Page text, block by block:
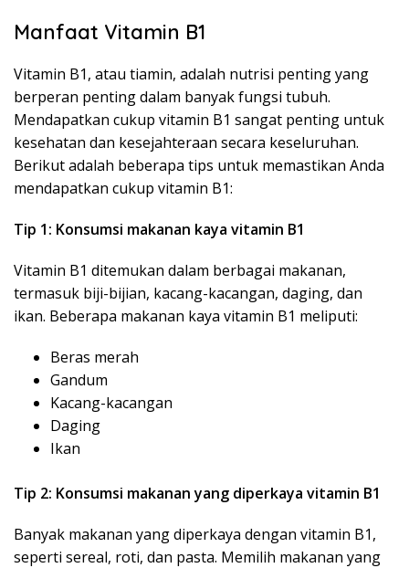
Manfaat Vitamin B1
Vitamin B1, atau tiamin, adalah nutrisi penting yang
berperan penting dalam banyak fungsi tubuh.
Mendapatkan cukup vitamin B1 sangat penting untuk
kesehatan dan kesejahteraan secara keseluruhan.
Berikut adalah beberapa tips untuk memastikan Anda
mendapatkan cukup vitamin B1:
Tip 1: Konsumsi makanan kaya vitamin B1
Vitamin B1 ditemukan dalam berbagai makanan,
termasuk biji-bijian, kacang-kacangan, daging, dan
ikan. Beberapa makanan kaya vitamin B1 meliputi:
Beras merah
Gandum
Kacang-kacangan
Daging
Ikan
Tip 2: Konsumsi makanan yang diperkaya vitamin B1
Banyak makanan yang diperkaya dengan vitamin B1,
seperti sereal, roti, dan pasta. Memilih makanan yang